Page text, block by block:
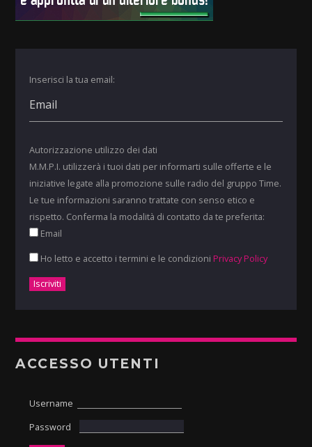
Inserisci la tua email:
Autorizzazione utilizzo dei dati
M.M.P.I. utilizzerà i tuoi dati per informarti sulle offerte e le
iniziative legate alla promozione sulle radio del gruppo Time.
Le tue informazioni saranno trattate con senso etico e
rispetto. Conferma la modalità di contatto da te preferita:
Email
Ho letto e accetto i termini e le condizioni Privacy Policy
ACCESSO UTENTI
Username
Password